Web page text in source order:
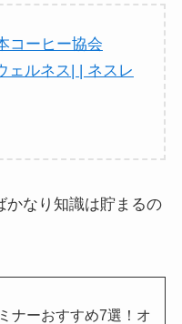
コーヒー協会
ェルネス| | ネスレ
かなり知識は貯まるの
ナーおすすめ7選！オ